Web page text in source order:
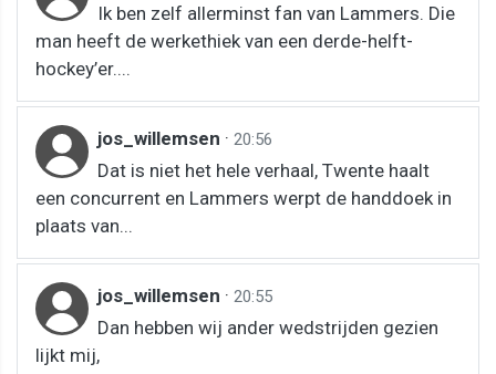
Ik ben zelf allerminst fan van Lammers. Die
man heeft de werkethiek van een derde-helft-
hockey’er....
jos_willemsen · 20:56
Dat is niet het hele verhaal, Twente haalt
een concurrent en Lammers werpt de handdoek in
plaats van...
jos_willemsen · 20:55
Dan hebben wij ander wedstrijden gezien
lijkt mij,